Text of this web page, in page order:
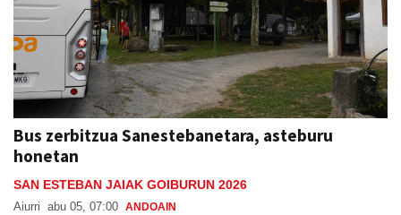
Bus zerbitzua Sanestebanetara, asteburu
honetan
SAN ESTEBAN JAIAK GOIBURUN 2026
Aiurri abu 05, 07:00 ANDOAIN